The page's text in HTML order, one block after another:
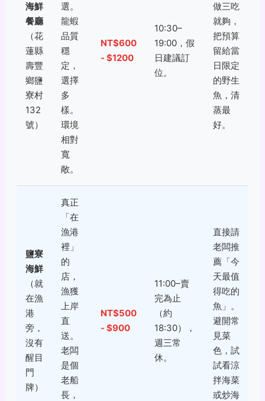
海鮮
餐廳
（花
蓮縣
壽豐
鄉鹽
寮村
132
號）
選。
龍蝦
品質
穩
定，
選擇
多
樣。
環境
相對
寬
敞。
NT$600
- $1200
10:30–
19:00，假
日建議訂
位。
做三吃
就夠，
把預算
留給當
日限定
的野生
魚，清
蒸最
好。
鹽寮
海鮮
（就
在漁
港
旁，
沒有
醒目
門
牌）
真正
「在
漁港
裡」
的
店，
漁獲
上岸
直
送。
老闆
是個
老船
長，
NT$500
- $900
11:00–賣
完為止
（約
18:30），
週三常
休。
直接請
老闆推
薦「今
天最值
得吃的
魚」。
避開常
見菜
色，試
試看涼
拌海菜
或炒海